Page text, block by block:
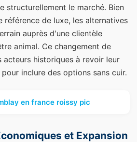
structurellement le marché. Bien
référence de luxe, les alternatives
auprès d'une clientèle
animal. Ce changement de
acteurs historiques à revoir leur
inclure des options sans cuir.
en france roissy pic
et Expansion